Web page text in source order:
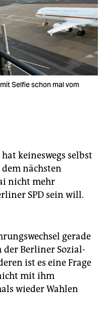
Selfie schon mal vom
keineswegs selbst
nächsten
nicht mehr
SPD sein will.
gerade
der Berliner Sozial­
ist es eine Frage
mit ihm
wieder Wahlen